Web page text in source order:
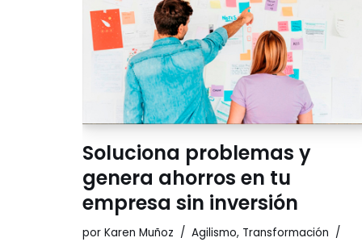
Soluciona problemas y
genera ahorros en tu
empresa sin inversión
por Karen Muñoz Agilismo, Transformación